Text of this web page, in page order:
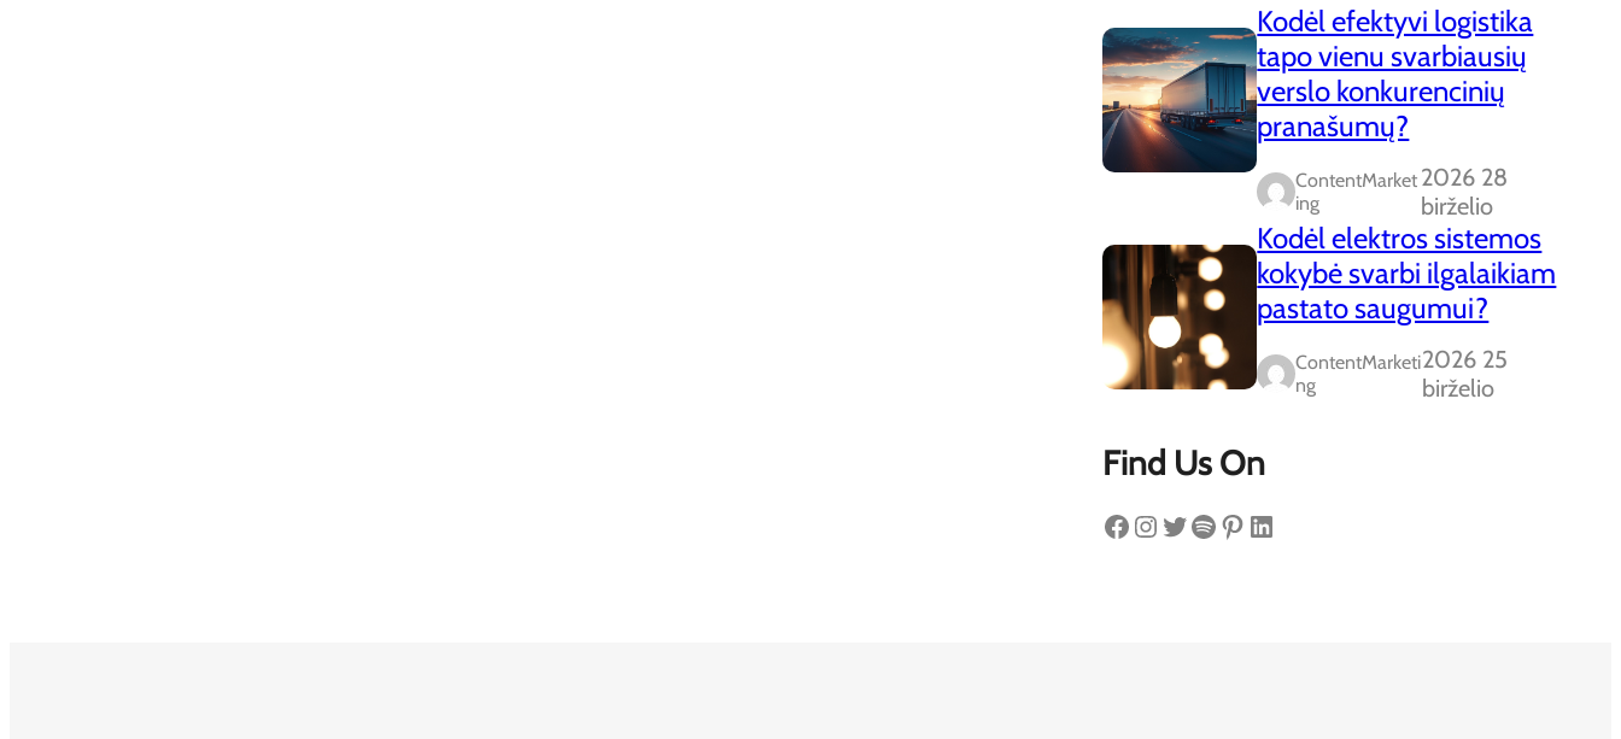
Kodėl efektyvi logistika
tapo vienu svarbiausių
verslo konkurencinių
pranašumų?
ContentMarket
Ing
2026 28
birželio
Kodėl elektros sistemos
kokybė svarbi ilgalaikiam
pastato saugumui?
ContentMarketi
Ng
2026 25
birželio
Find Us On
Facebook Instagram Twitter Spotify Pinterest LinkedIn